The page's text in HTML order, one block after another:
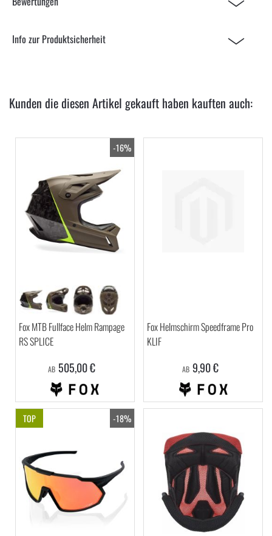
Info zur Produktsicherheit
Kunden die diesen Artikel gekauft haben kauften auch:
-16%
Fox MTB Fullface Helm Rampage
RS SPLICE
AB 505,00 €
Fox Helmschirm Speedframe Pro
KLIF
AB 9,90 €
TOP -18%